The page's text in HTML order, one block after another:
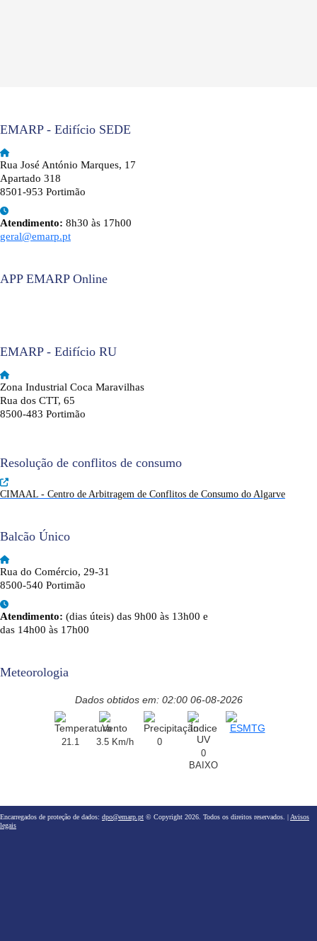
EMARP - Edifício SEDE
Rua José António Marques, 17
Apartado 318
8501-953 Portimão
Atendimento: 8h30 às 17h00
geral@emarp.pt
APP EMARP Online
EMARP - Edifício RU
Zona Industrial Coca Maravilhas
Rua dos CTT, 65
8500-483 Portimão
Resolução de conflitos de consumo
CIMAAL - Centro de Arbitragem de Conflitos de Consumo do Algarve
Balcão Único
Rua do Comércio, 29-31
8500-540 Portimão
Atendimento: (dias úteis) das 9h00 às 13h00 e
das 14h00 às 17h00
Meteorologia
Dados obtidos em: 02:00 06-08-2026
21.1 3.5 Km/h
0
0
BAIXO
Encarregados de proteção de dados: dpo@emarp.pt © Copyright 2026. Todos os direitos reservados. | Avisos
legais